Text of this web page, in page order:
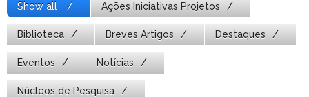
Show all Ações Iniciativas Projetos
Biblioteca Breves Artigos Destaques
Eventos Notícias
Núcleos de Pesquisa